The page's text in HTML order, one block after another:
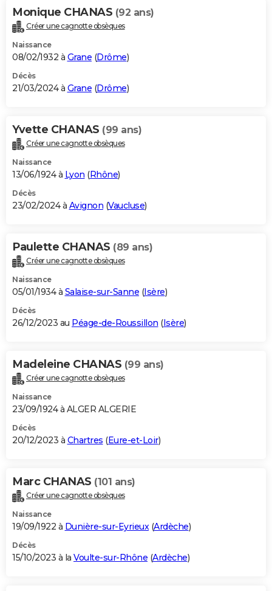
Monique CHANAS (92 ans)
Créer une cagnotte obsèques
Naissance
08/02/1932 à Grane (Drôme)
Décès
21/03/2024 à Grane (Drôme)
Yvette CHANAS (99 ans)
Créer une cagnotte obsèques
Naissance
13/06/1924 à Lyon (Rhône)
Décès
23/02/2024 à Avignon (Vaucluse)
Paulette CHANAS (89 ans)
Créer une cagnotte obsèques
Naissance
05/01/1934 à Salaise-sur-Sanne (Isère)
Décès
26/12/2023 au Péage-de-Roussillon (Isère)
Madeleine CHANAS (99 ans)
Créer une cagnotte obsèques
Naissance
23/09/1924 à ALGER ALGERIE
Décès
20/12/2023 à Chartres (Eure-et-Loir)
Marc CHANAS (101 ans)
Créer une cagnotte obsèques
Naissance
19/09/1922 à Dunière-sur-Eyrieux(Ardèche)
Décès
15/10/2023 à la Voulte-sur-Rhône (Ardèche)